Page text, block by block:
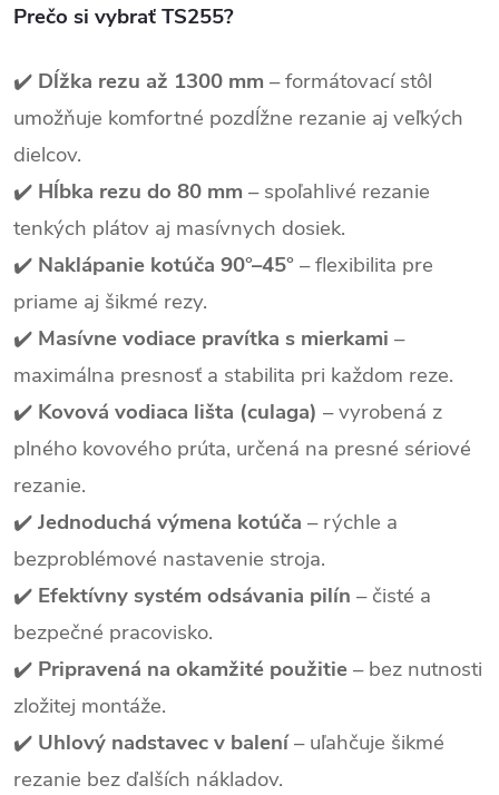
Prečo si vybrať TS255?
✔️ Dĺžka rezu až 1300 mm – formátovací stôl
umožňuje komfortné pozdĺžne rezanie aj veľkých
dielcov.
✔️ Hĺbka rezu do 80 mm – spoľahlivé rezanie
tenkých plátov aj masívnych dosiek.
✔️ Naklápanie kotúča 90°–45°– flexibilita pre
priame aj šikmé rezy.
✔️ Masívne vodiace pravítka s mierkami –
maximálna presnosť a stabilita pri každom reze.
✔️ Kovová vodiaca lišta (culaga) – vyrobená z
plného kovového prúta, určená na presné sériové
rezanie.
✔️Jednoduchá výmena kotúča – rýchle a
bezproblémové nastavenie stroja.
✔️ Efektívny systém odsávania pilín – čisté a
bezpečné pracovisko.
✔️ Pripravená na okamžité použitie– bez nutnosti
zložitej montáže.
✔️ Uhlový nadstavec v balení– uľahčuje šikmé
rezanie bez ďalších nákladov.